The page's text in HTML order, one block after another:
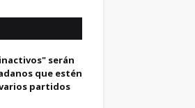
serán
que estén
partidos